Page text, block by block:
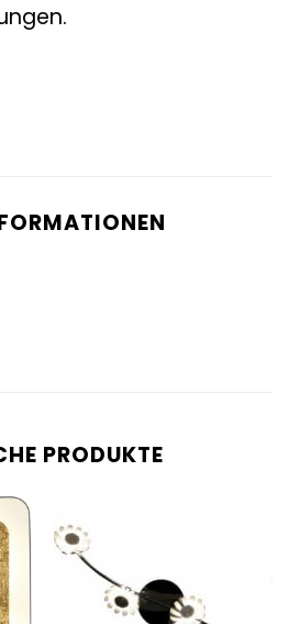
PRODUKTE